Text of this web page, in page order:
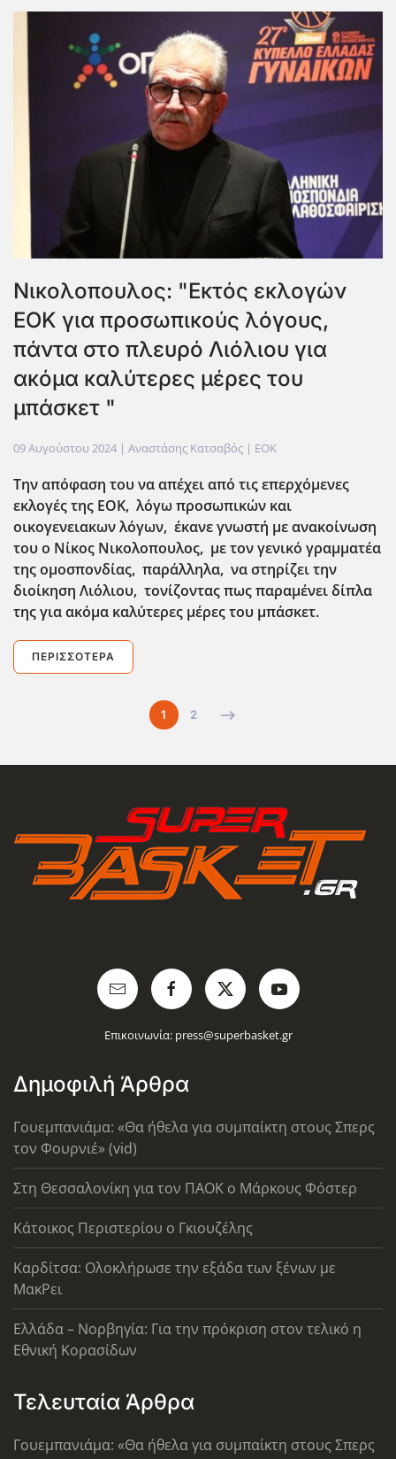
Νικολοπουλος: "Εκτός εκλογών
ΕΟΚ για προσωπικούς λόγους,
πάντα στο πλευρό Λιόλιου για
ακόμα καλύτερες μέρες του
μπάσκετ "
09 Αυγούστου 2024 | Αναστάσης Κατσαβός | EOK
Την απόφαση του να απέχει από τις επερχόμενες
εκλογές της ΕΟΚ, λόγω προσωπικών και
οικογενειακων λόγων, έκανε γνωστή με ανακοίνωση
του ο Νίκος Νικολοπουλος, με τον γενικό γραμματέα
της ομοσπονδίας, παράλληλα, να στηρίζει την
διοίκηση Λιόλιου, τονίζοντας πως παραμένει δίπλα
της για ακόμα καλύτερες μέρες του μπάσκετ.
ΠΕΡΙΣΣΌΤΕΡΑ
1 2
Επικοινωνία: press@superbasket.gr
Δημοφιλή Άρθρα
Γουεμπανιάμα: «Θα ήθελα για συμπαίκτη στους Σπερς
τον Φουρνιέ» (vid)
Στη Θεσσαλονίκη για τον ΠΑΟΚ ο Μάρκους Φόστερ
Κάτοικος Περιστερίου ο Γκιουζέλης
Καρδίτσα: Ολοκλήρωσε την εξάδα των ξένων με
ΜακΡει
Ελλάδα – Νορβηγία: Για την πρόκριση στον τελικό η
Εθνική Κορασίδων
Τελευταία Άρθρα
Γουεμπανιάμα: «Θα ήθελα για συμπαίκτη στους Σπερς